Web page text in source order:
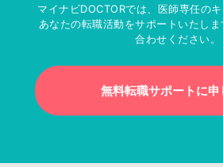
マイナビDOCTORでは、医師専任の
あなたの転職活動をサポートいたし
合わせください。
無料転職サポートに申